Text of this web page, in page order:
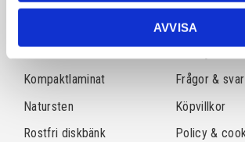
AVVISA
Kompaktlaminat
Natursten
Rostfri diskbänk
Frågor & svar
Köpvillkor
Policy &